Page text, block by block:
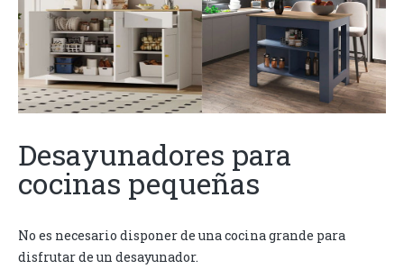
Desayunadores para
cocinas pequeñas
No es necesario disponer de una cocina grande para
disfrutar de un desayunador.